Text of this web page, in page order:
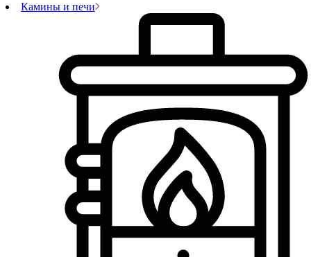
Камины и печи